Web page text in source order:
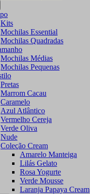
Kits
Mochilas Essential
Mochilas Quadradas
Mochilas Médias
Mochilas Pequenas
Pretas
Marrom Cacau
Caramelo
Azul Atlântico
Vermelho Cereja
Verde Oliva
Nude
Coleção Cream
Amarelo Manteiga
Lilás Gelato
Rosa Yogurte
Verde Mousse
Laranja Papaya Cream